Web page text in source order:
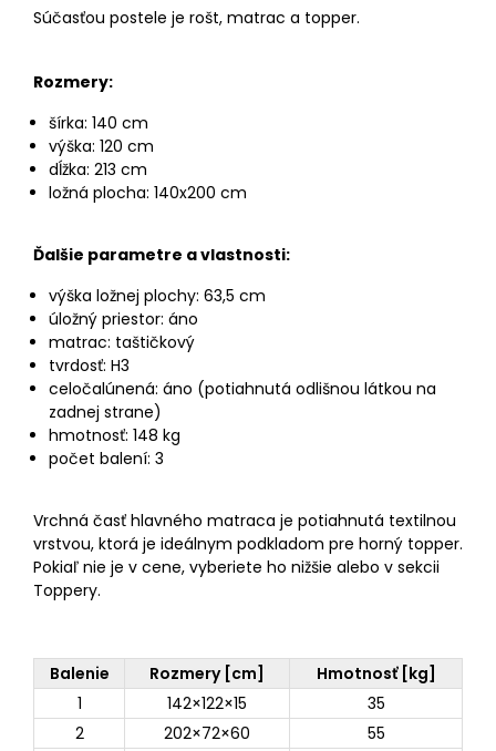
Súčasťou postele je rošt, matrac a topper.
Rozmery:
šírka: 140 cm
výška: 120 cm
dĺžka: 213 cm
ložná plocha: 140x200 cm
Ďalšie parametre a vlastnosti:
výška ložnej plochy: 63,5 cm
úložný priestor: áno
matrac: taštičkový
tvrdosť: H3
celočalúnená: áno (potiahnutá odlišnou látkou na
zadnej strane)
hmotnosť: 148 kg
počet balení: 3
Vrchná časť hlavného matraca je potiahnutá textilnou
vrstvou, ktorá je ideálnym podkladom pre horný topper.
Pokiaľ nie je v cene, vyberiete ho nižšie alebo v sekcii
Toppery.
Balenie Rozmery [cm]
Hmotnosť [kg]
1
142×122×15
35
2
202×72×60
55